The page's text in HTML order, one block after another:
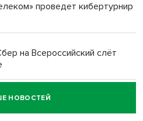
проведет кибертурнир
на Всероссийский слёт
обеспечит
ЕДГ в Новосибирской
НОВОСТЕЙ